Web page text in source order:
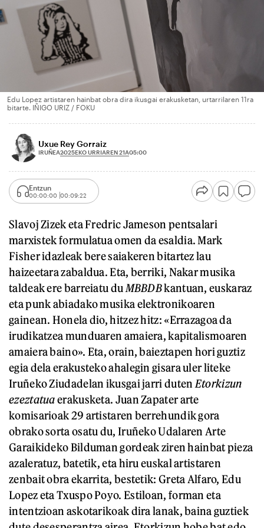
Edu Lopez artistaren hainbat obra dira ikusgai erakusketan, urtarrilaren 11ra
bitarte. IÑIGO URIZ / FOKU
Uxue Rey Gorraiz
IRUÑEA2025EKO URRIAREN 21A05:00
Entzun
00:00:00 00:09:22
Slavoj Zizek eta Fredric Jameson pentsalari
marxistek formulatua omen da esaldia. Mark
Fisher idazleak bere saiakeren bitartez lau
haizeetara zabaldua. Eta, berriki, Nakar musika
taldeak ere barreiatu du MBBDBkantuan, euskaraz
eta punk abiadako musika elektronikoaren
gainean. Honela dio, hitzez hitz: «Errazagoa da
irudikatzea munduaren amaiera, kapitalismoaren
amaiera baino». Eta, orain, baieztapen hori guztiz
egia dela erakusteko ahalegin gisara uler liteke
Iruñeko Ziudadelan ikusgai jarri duten Etorkizun
ezeztatuaerakusketa. Juan Zapater arte
komisarioak 29 artistaren berrehundik gora
obrako sorta osatu du, Iruñeko Udalaren Arte
Garaikideko Bilduman gordeak ziren hainbat pieza
azaleratuz, batetik, eta hiru euskal artistaren
zenbait obra ekarrita, bestetik: Greta Alfaro, Edu
Lopez eta Txuspo Poyo. Estiloan, forman eta
intentzioan askotarikoak dira lanak, baina guztiek